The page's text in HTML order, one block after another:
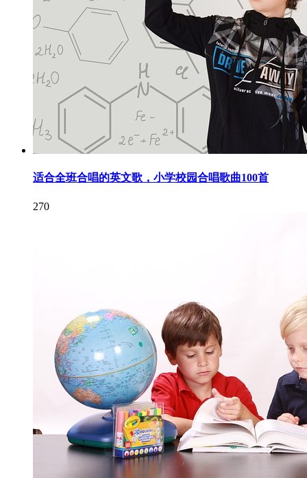
适合全班合唱的英文歌，小学校园合唱歌曲100首
270